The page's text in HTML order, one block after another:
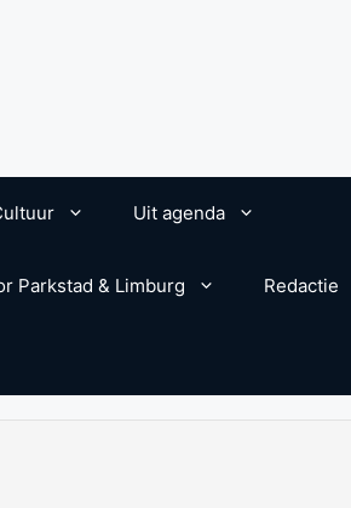
Uit agenda
Parkstad & Limburg Redactie